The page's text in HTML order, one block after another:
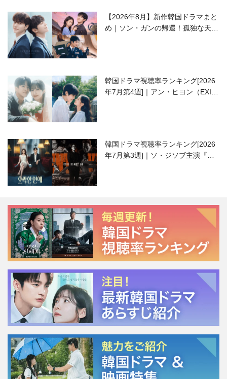
【2026年8月】新作韓国ドラマまと
め｜ソン・ガンの帰還！孤独な天才
韓国ドラマ視聴率ランキング[2026
年7月第4週]｜アン・ヒヨン（EXID
韓国ドラマ視聴率ランキング[2026
年7月第3週]｜ソ・ジソブ主演『エ